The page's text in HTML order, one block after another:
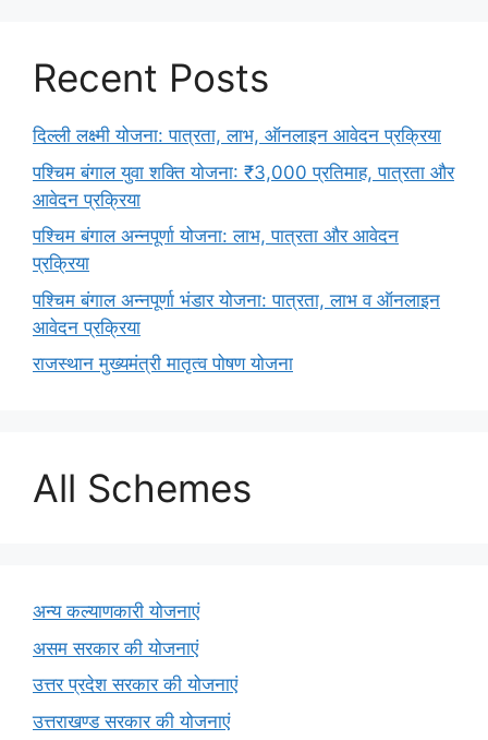
Recent Posts
दिल्ली लक्ष्मी योजना: पात्रता, लाभ, ऑनलाइन आवेदन प्रक्रिया
पश्चिम बंगाल युवा शक्ति योजना: ₹3,000 प्रतिमाह, पात्रता और
आवेदन प्रक्रिया
पश्चिम बंगाल अन्नपूर्णा योजना: लाभ, पात्रता और आवेदन
प्रक्रिया
पश्चिम बंगाल अन्नपूर्णा भंडार योजना: पात्रता, लाभ व ऑनलाइन
आवेदन प्रक्रिया
राजस्थान मुख्यमंत्री मातृत्व पोषण योजना
All Schemes
अन्य कल्याणकारी योजनाएं
असम सरकार की योजनाएं
उत्तर प्रदेश सरकार की योजनाएं
उत्तराखण्ड सरकार की योजनाएं